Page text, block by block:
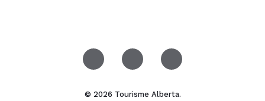
© 2026 Tourisme Alberta.